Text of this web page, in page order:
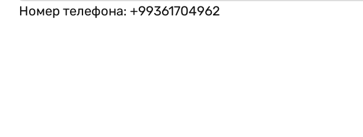
Номер телефона: +99361704962